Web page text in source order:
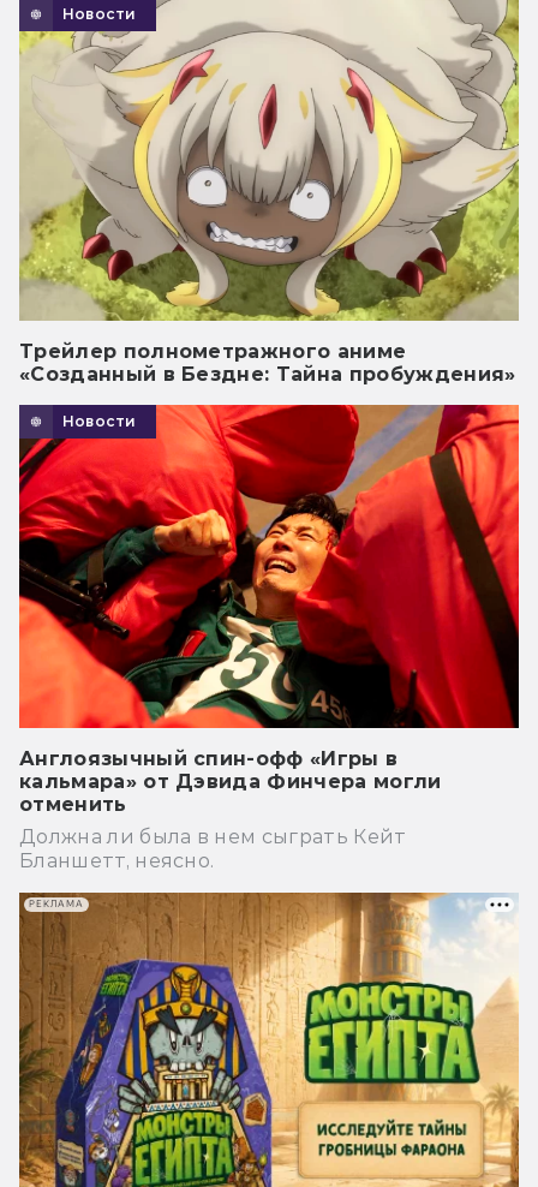
Новости
Трейлер полнометражного аниме
«Созданный в Бездне: Тайна пробуждения»
Новости
Англоязычный спин-офф «Игры в
кальмара» от Дэвида Финчера могли
отменить
Должна ли была в нем сыграть Кейт
Бланшетт, неясно.
РЕКЛАМА